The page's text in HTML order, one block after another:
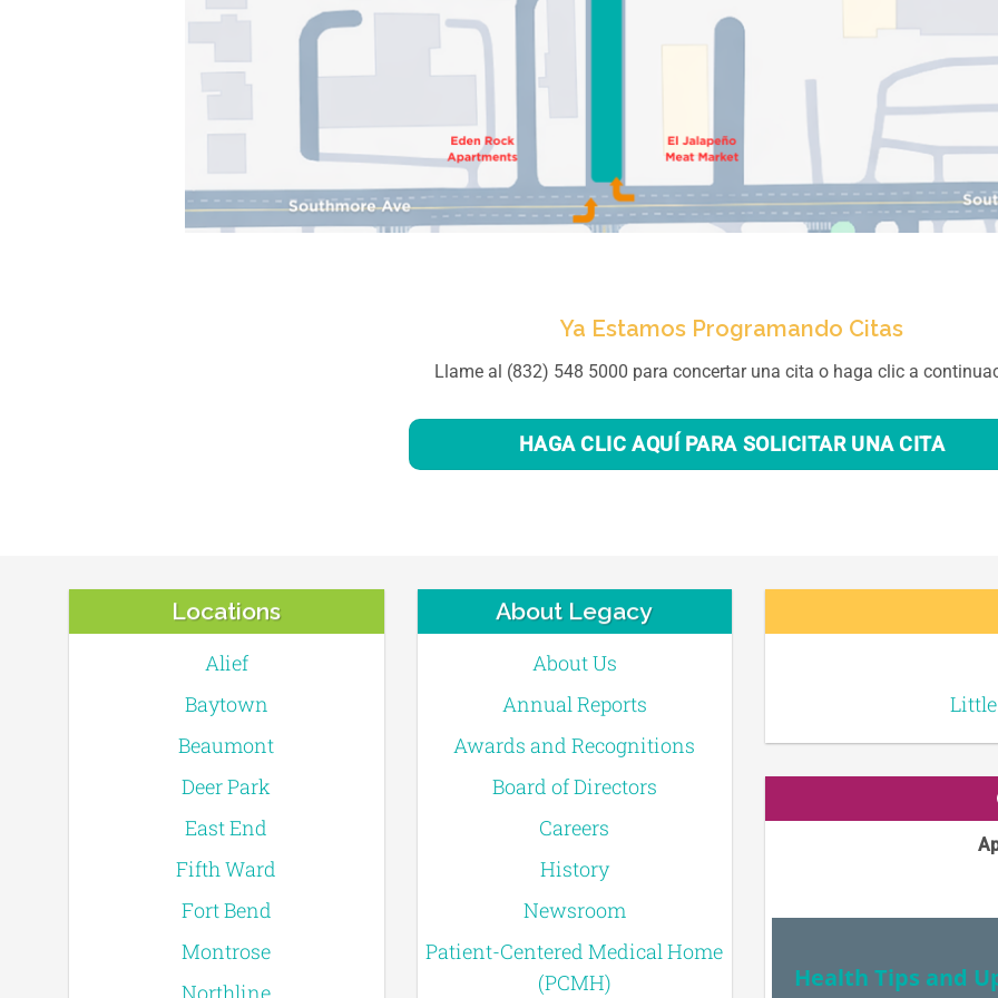
Ya Estamos Programando Citas
Llame al (832) 548 5000 para concertar una cita o haga clic a
HAGA CLIC AQUÍ PARA SOLICITAR UNA CITA
Locations
Alief
Baytown
Beaumont
Deer Park
East End
Fifth Ward
Fort Bend
Montrose
Northline
About Legacy
About Us
Annual Reports
Awards and Recognitions
Board of Directors
Careers
History
Newsroom
Patient-Centered Medical Home
(PCMH)
Little
Health Tips and